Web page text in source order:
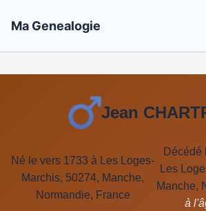
Ma Genealogie
Jean
Né le vers 1733 à Les Loges-
Marchis, 50274, Manche,
Normandie, France
Décédé
Les
Manche,
à